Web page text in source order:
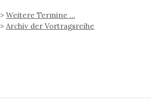
> Weitere Termine …
> Archiv der Vortragsreihe